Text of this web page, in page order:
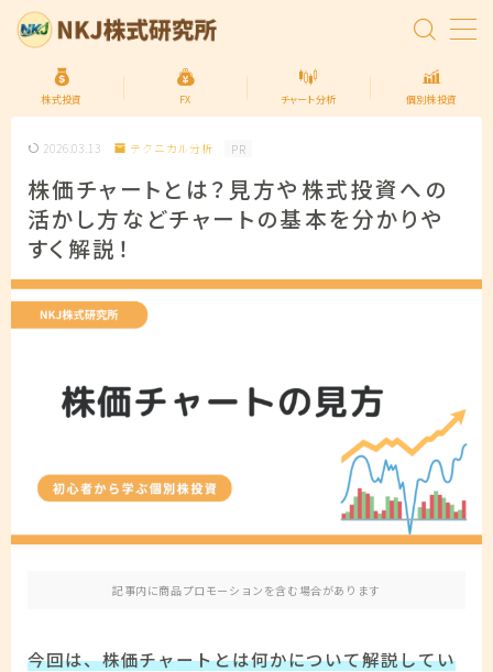
MENU
トップページ
株式投資の始め方
FXの始め方
投資信託
お問い合わせ
株式投資 FX チャート分析 個別株投資
2026.03.13 テクニカル分析 PR
株価チャートとは？見方や株式投資への
活かし方などチャートの基本を分かりや
すく解説！
記事内に商品プロモーションを含む場合があります
今回は、株価チャートとは何かについて解説してい